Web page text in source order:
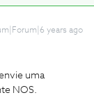
years ago
uma
NOS.